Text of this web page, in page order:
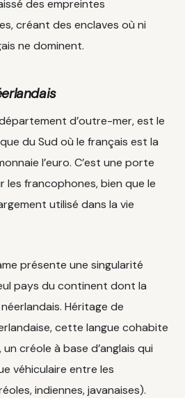
des empreintes
créant des enclaves où ni
ne dominent.
d’outre-mer, est le
du Sud où le français est la
l’euro. C’est une porte
les francophones, bien que le
utilisé dans la vie
présente une singularité
pays du continent dont la
Héritage de
cette langue cohabite
créole à base d’anglais qui
véhiculaire entre les
indiennes, javanaises).